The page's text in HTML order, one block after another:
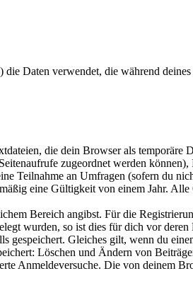
Daten verwendet, die während deines
die dein Browser als temporäre
zugeordnet werden
Teilnahme an Umfragen (sofern du
eine Gültigkeit von einem Jahr.
Bereich angibst. Für die
wurden, so ist dies für dich vor deren
gespeichert. Gleiches gilt, wenn du
Löschen und Ändern von
Anmeldeversuche. Die von deinem